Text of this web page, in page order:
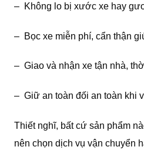
– Không lo bị xước xe hay
– Bọc xe miễn phí, cẩn thận
– Giao và nhận xe tận nhà,
– Giữ an toàn đối an toàn khi
Thiết nghĩ, bất cứ sản phẩm
nên chọn dịch vụ vận chuyển